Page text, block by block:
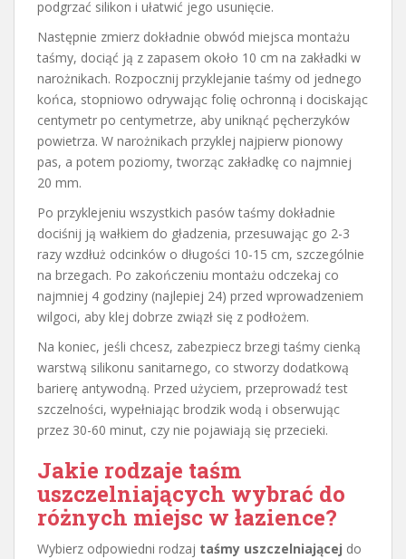
podgrzać silikon i ułatwić jego usunięcie.
Następnie zmierz dokładnie obwód miejsca montażu
taśmy, dociąć ją z zapasem około 10 cm na zakładki w
narożnikach. Rozpocznij przyklejanie taśmy od jednego
końca, stopniowo odrywając folię ochronną i dociskając
centymetr po centymetrze, aby uniknąć pęcherzyków
powietrza. W narożnikach przyklej najpierw pionowy
pas, a potem poziomy, tworząc zakładkę co najmniej
20 mm.
Po przyklejeniu wszystkich pasów taśmy dokładnie
dociśnij ją wałkiem do gładzenia, przesuwając go 2-3
razy wzdłuż odcinków o długości 10-15 cm, szczególnie
na brzegach. Po zakończeniu montażu odczekaj co
najmniej 4 godziny (najlepiej 24) przed wprowadzeniem
wilgoci, aby klej dobrze związł się z podłożem.
Na koniec, jeśli chcesz, zabezpiecz brzegi taśmy cienką
warstwą silikonu sanitarnego, co stworzy dodatkową
barierę antywodną. Przed użyciem, przeprowadź test
szczelności, wypełniając brodzik wodą i obserwując
przez 30-60 minut, czy nie pojawiają się przecieki.
Jakie rodzaje taśm
uszczelniających wybrać do
różnych miejsc w łazience?
Wybierz odpowiedni rodzaj taśmy uszczelniającej do